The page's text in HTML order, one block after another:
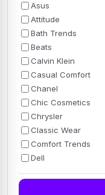
Asus
Attitude
Bath Trends
Beats
Calvin Klein
Casual Comfort
Chanel
Chic Cosmetics
Chrysler
Classic Wear
Comfort Trends
Dell